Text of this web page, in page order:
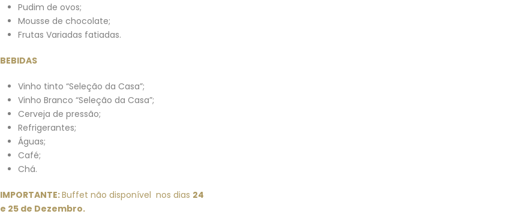
Pudim de ovos;
Mousse de chocolate;
Frutas Variadas fatiadas.
BEBIDAS
Vinho tinto “Seleção da Casa”;
Vinho Branco “Seleção da Casa”;
Cerveja de pressão;
Refrigerantes;
Águas;
Café;
Chá.
IMPORTANTE:Buffet não disponível nos dias 24
e 25 de Dezembro.